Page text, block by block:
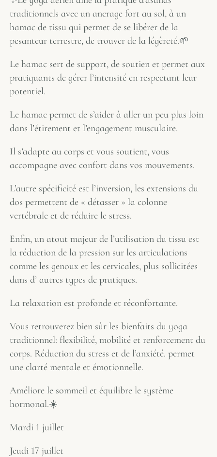
traditionnels avec un ancrage fort au sol, à un
hamac de tissu qui permet de se libérer de la
pesanteur terrestre, de trouver de la légèreté.🌱
Le hamac sert de support, de soutien et permet aux
pratiquants de gérer l’intensité en respectant leur
potentiel.
Le hamac permet de s’aider à aller un peu plus loin
dans l’étirement et l’engagement musculaire.
Il s’adapte au corps et vous soutient, vous
accompagne avec confort dans vos mouvements.
L’autre spécificité est l’inversion, les extensions du
dos permettent de « détasser » la colonne
vertébrale et de réduire le stress.
Enfin, un atout majeur de l’utilisation du tissu est
la réduction de la pression sur les articulations
comme les genoux et les cervicales, plus sollicitées
dans d’ autres types de pratiques.
La relaxation est profonde et réconfortante.
Vous retrouverez bien sûr les bienfaits du yoga
traditionnel: flexibilité, mobilité et renforcement du
corps. Réduction du stress et de l’anxiété. permet
une clarté mentale et émotionnelle.
Améliore le sommeil et équilibre le système
hormonal.☀️
Mardi 1 juillet
Jeudi 17 juillet